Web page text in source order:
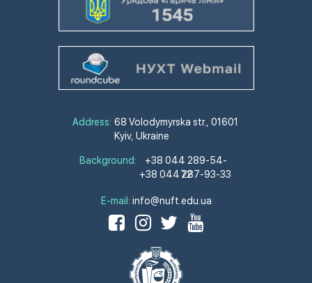
Address: 68 Volodymyrska str., 01601
Kyiv, Ukraine
Background:
+38 044 289-54-
72
+38 044 287-93-33
E-mail: info@nuft.edu.ua